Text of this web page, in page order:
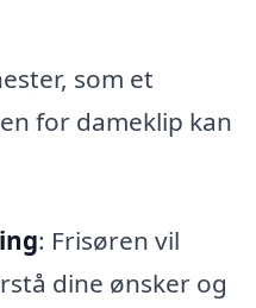
som et
for dameklip kan
: Frisøren vil
dine ønsker og